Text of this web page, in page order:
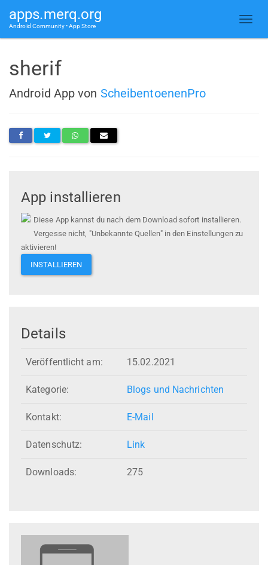
apps.merq.org
Android Community • App Store
sherif
Android App von ScheibentoenenPro
App installieren
Diese App kannst du nach dem Download sofort installieren.
Vergesse nicht, "Unbekannte Quellen" in den Einstellungen zu
aktivieren!
INSTALLIEREN
Details
Veröffentlicht am: 15.02.2021
Kategorie: Blogs und Nachrichten
Kontakt: E-Mail
Datenschutz: Link
Downloads: 275